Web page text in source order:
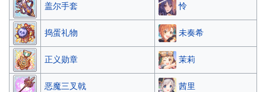
盖尔手套 怜
捣蛋礼物 未奏希
正义勋章 茉莉
恶魔三叉戟 茜里